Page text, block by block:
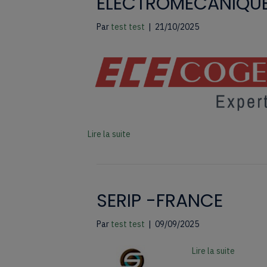
Par test test | 21/10/2025
Lire la suite
SERIP -FRANCE
Par test test 09/09/2025
Lire la suite